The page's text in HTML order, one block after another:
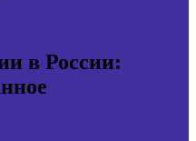
в России: